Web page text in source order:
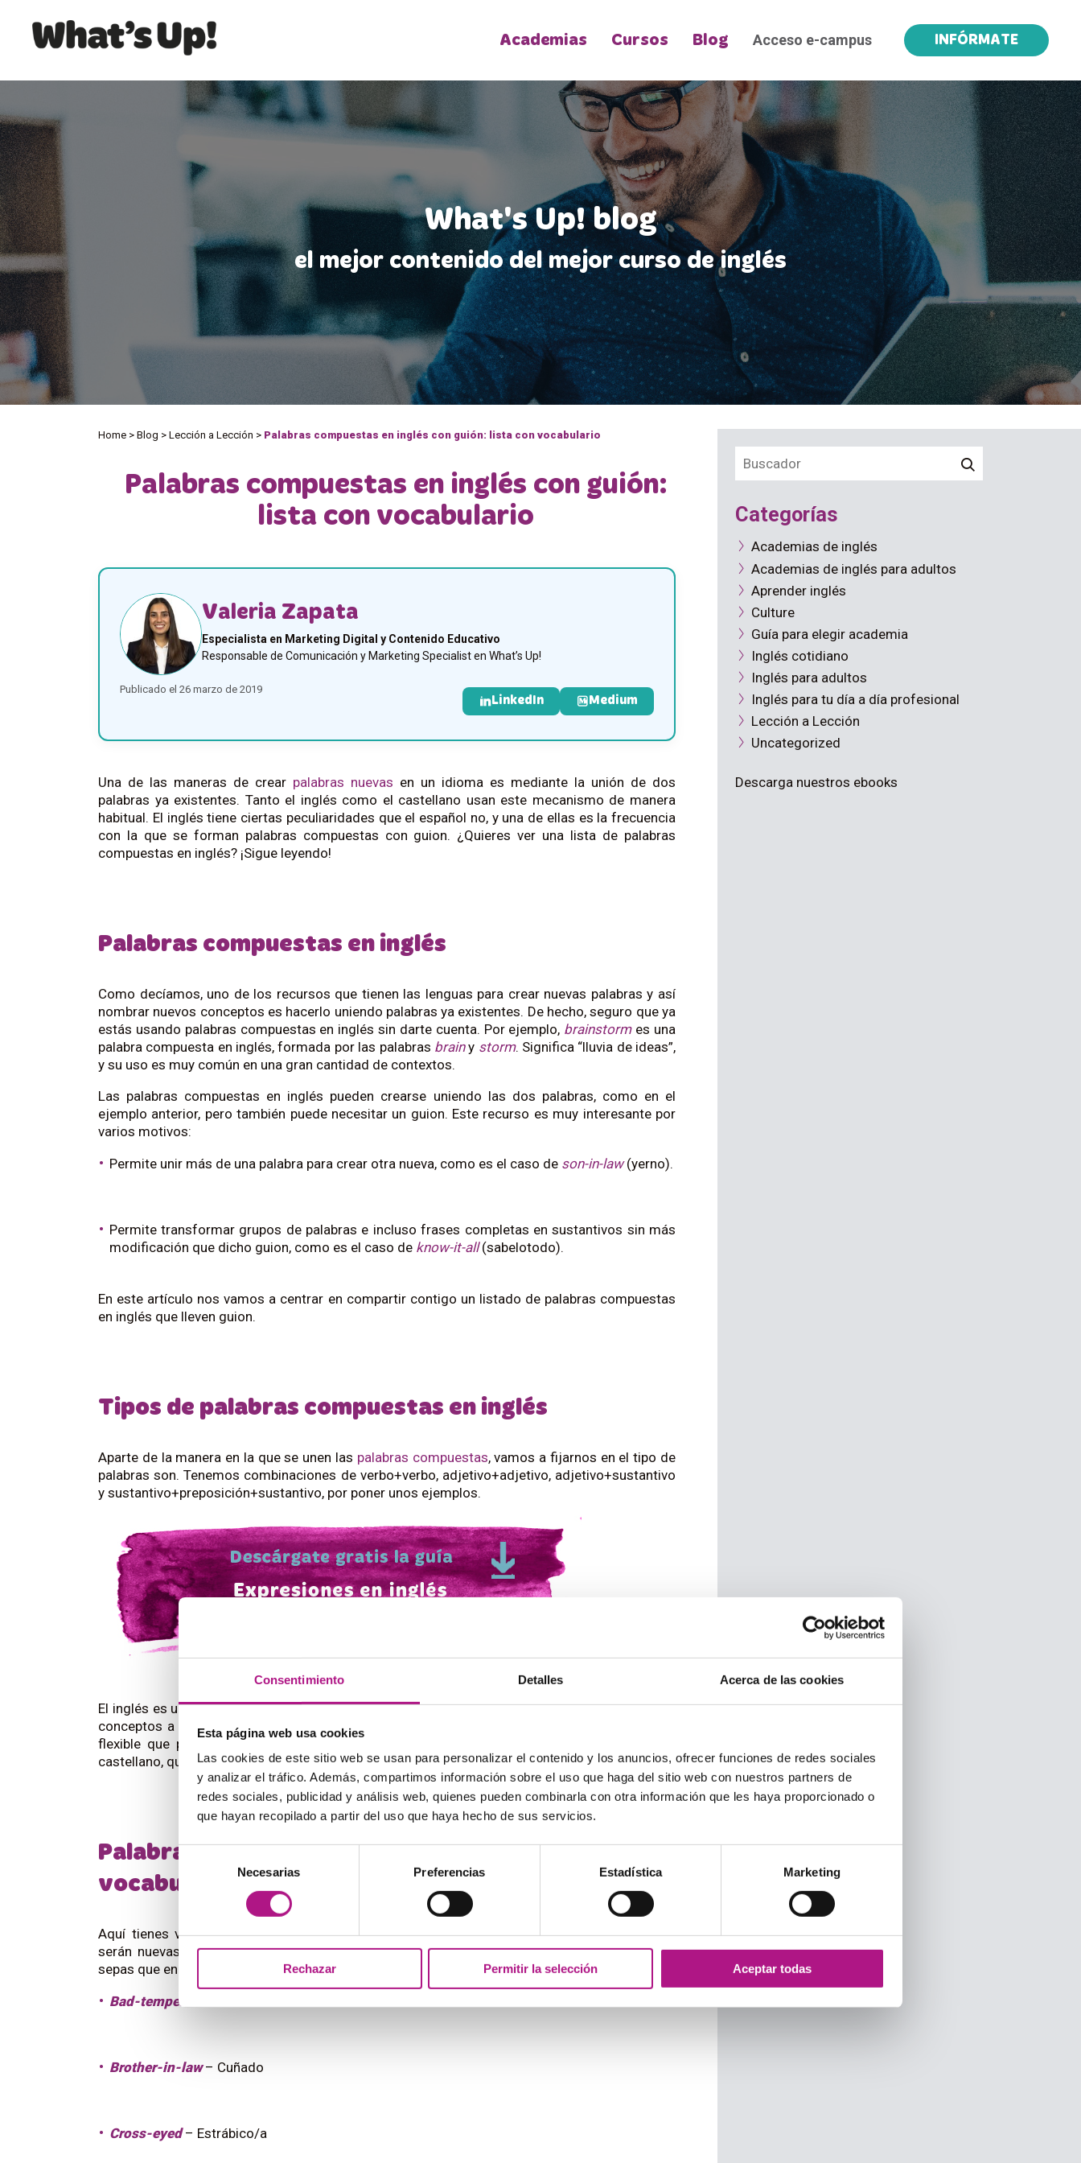
Consentimiento Detalles Acerca de las cookies
Esta página web usa cookies
Las cookies de este sitio web se usan para personalizar el contenido y los anuncios, ofrecer funciones de redes sociales
y analizar el tráfico. Además, compartimos información sobre el uso que haga del sitio web con nuestros partners de
redes sociales, publicidad y análisis web, quienes pueden combinarla con otra información que les haya proporcionado o
que hayan recopilado a partir del uso que haya hecho de sus servicios.
Selección
consentimiento
Necesarias Preferencias Estadística Marketing
Rechazar Permitir la selección Aceptar todas
Academias Cursos Blog Acceso e-campus INFÓRMATE
What's Up! blog
el mejor contenido del mejor curso de inglés
Home > Blog > Lección a Lección > Palabras compuestas en inglés con guión: lista con vocabulario
Palabras compuestas en inglés con guión:
lista con vocabulario
Valeria Zapata
Especialista en Marketing Digital y Contenido Educativo
Responsable de Comunicación y Marketing Specialist en What’s Up!
Publicado el 26 marzo de 2019
LinkedIn Medium
Una de las maneras de crear palabras nuevas en un idioma es mediante la unión de dos
palabras ya existentes. Tanto el inglés como el castellano usan este mecanismo de manera
habitual. El inglés tiene ciertas peculiaridades que el español no, y una de ellas es la frecuencia
con la que se forman palabras compuestas con guion. ¿Quieres ver una lista de palabras
compuestas en inglés? ¡Sigue leyendo!
Palabras compuestas en inglés
Como decíamos, uno de los recursos que tienen las lenguas para crear nuevas palabras y así
nombrar nuevos conceptos es hacerlo uniendo palabras ya existentes. De hecho, seguro que ya
estás usando palabras compuestas en inglés sin darte cuenta. Por ejemplo, brainstormes una
palabra compuesta en inglés, formada por las palabras brainy storm. Significa “lluvia de ideas”,
y su uso es muy común en una gran cantidad de contextos.
Las palabras compuestas en inglés pueden crearse uniendo las dos palabras, como en el
ejemplo anterior, pero también puede necesitar un guion. Este recurso es muy interesante por
varios motivos:
Permite unir más de una palabra para crear otra nueva, como es el caso deson-in-law(yerno).
Permite transformar grupos de palabras e incluso frases completas en sustantivos sin más
modificación que dicho guion, como es el caso de know-it-all(sabelotodo).
En este artículo nos vamos a centrar en compartir contigo un listado de palabras compuestas
en inglés que lleven guion.
Tipos de palabras compuestas en inglés
Aparte de la manera en la que se unen las palabras compuestas, vamos a fijarnos en el tipo de
palabras son. Tenemos combinaciones de verbo+verbo, adjetivo+adjetivo, adjetivo+sustantivo
y sustantivo+preposición+sustantivo, por poner unos ejemplos.
El inglés es un idioma que recurre mucho a esta manera de crear nuevas palabras para nuevos
conceptos a los que se necesita identificar. Es, en este sentido, un idioma muy cambiante y
flexible que permite la creación de muchas más palabras que otras, como por ejemplo el
castellano, que tiene unas normas de creación de palabras mucho más fijas.
Palabras compuestas en inglés con guion: lista con
vocabulario
Aquí tienes varios ejemplos. Algunas de estas palabras compuestas ya las conoces, otras
serán nuevas para ti. Así que te damos también su significado. También es interesante que
sepas que en inglés las llamamoshyphenated compound words:
Bad-tempered
Brother-in-law– Cuñado
Cross-eyed– Estrábico/a
Categorías
Academias de inglés
Academias de inglés para adultos
Aprender inglés
Culture
Guía para elegir academia
Inglés cotidiano
Inglés para adultos
Inglés para tu día a día profesional
Lección a Lección
Uncategorized
Descarga nuestros ebooks